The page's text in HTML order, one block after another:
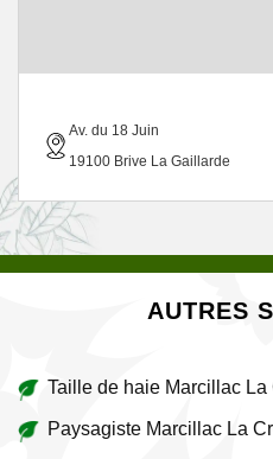
Av. du 18 Juin
19100 Brive La Gaillarde
AUTRES
Taille de haie Marcillac La
Paysagiste Marcillac La